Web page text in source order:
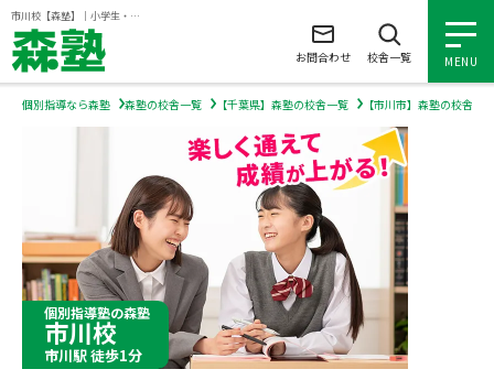
市川校【森塾】｜小学生・中学生・高校生の個別指導塾・学習塾
MENU
小学生の個別指導
中学生の個別指導
高校生の個別指導
森塾を知る
お問合わせ 校舎一覧
個別指導なら森塾 森塾の校舎一覧 【千葉県】森塾の校舎一覧 【市川市】森塾の校舎一覧
個別指導塾の森塾
市川校
市川駅 徒歩1分